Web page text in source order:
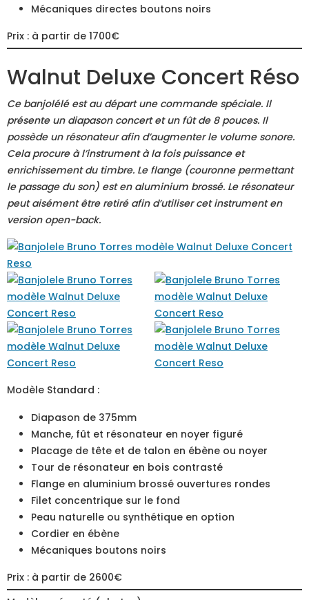
Mécaniques directes boutons noirs
Prix : à partir de 1700€
Walnut Deluxe Concert Réso
Ce banjolélé est au départ une commande spéciale. Il
présente un diapason concert et un fût de 8 pouces. Il
possède un résonateur afin d’augmenter le volume sonore.
Cela procure à l’instrument à la fois puissance et
enrichissement du timbre. Le flange (couronne permettant
le passage du son) est en aluminium brossé. Le résonateur
peut aisément être retiré afin d’utiliser cet instrument en
version open-back.
Modèle Standard :
Diapason de 375mm
Manche, fût et résonateur en noyer figuré
Placage de tête et de talon en ébène ou noyer
Tour de résonateur en bois contrasté
Flange en aluminium brossé ouvertures rondes
Filet concentrique sur le fond
Peau naturelle ou synthétique en option
Cordier en ébène
Mécaniques boutons noirs
Prix : à partir de 2600€